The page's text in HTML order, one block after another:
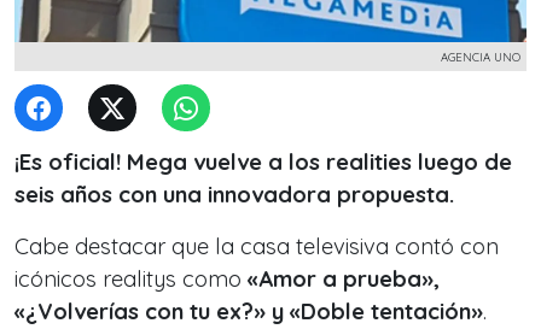
AGENCIA UNO
¡Es oficial! Mega vuelve a los realities luego de
seis años con una innovadora propuesta.
Cabe destacar que la casa televisiva contó con
icónicos realitys como «Amor a prueba»,
«¿Volverías con tu ex?» y «Doble tentación».